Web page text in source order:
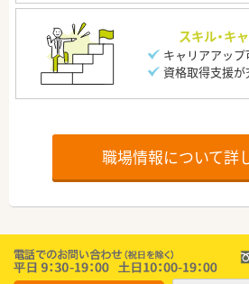
スキル・キ
キャリアアッ
資格取得支援が
職場情報について詳